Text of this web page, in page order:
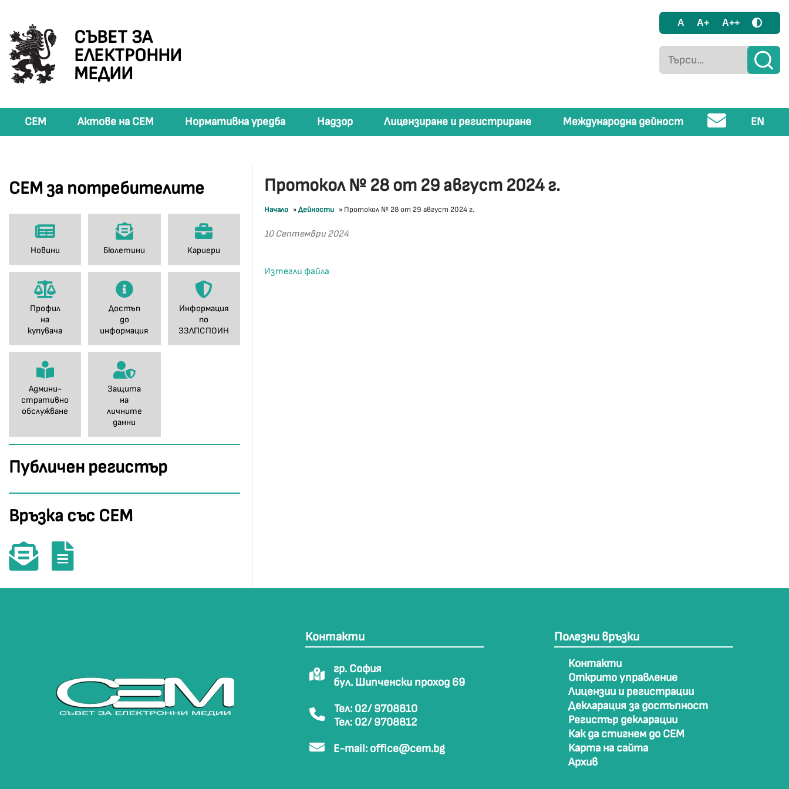
СЪВЕТ ЗА
ЕЛЕКТРОННИ
МЕДИИ
A A+ A++
СЕМ Актове на СЕМ Нормативна уредба Надзор Лицензиране и регистриране Международна дейност EN
СЕМ за потребителите
Новини Бюлетини Кариери
Профил
на
купувача
Достъп
до
информация
Информация
по
ЗЗЛПСПОИН
Админи-
стративно
обслужване
Защита
на
личните
данни
Публичен регистър
Връзка със СЕМ
Протокол № 28 от 29 август 2024 г.
Начало »Дейности » Протокол № 28 от 29 август 2024 г.
10 Септември 2024
Изтегли файла
Контакти
гр. София
бул. Шипченски проход 69
Тел: 02/ 9708810
Тел: 02/ 9708812
E-mail: office@cem.bg
Полезни връзки
Контакти
Открито управление
Лицензии и регистрации
Декларация за достъпност
Регистър декларации
Как да стигнем до СЕМ
Карта на сайта
Архив